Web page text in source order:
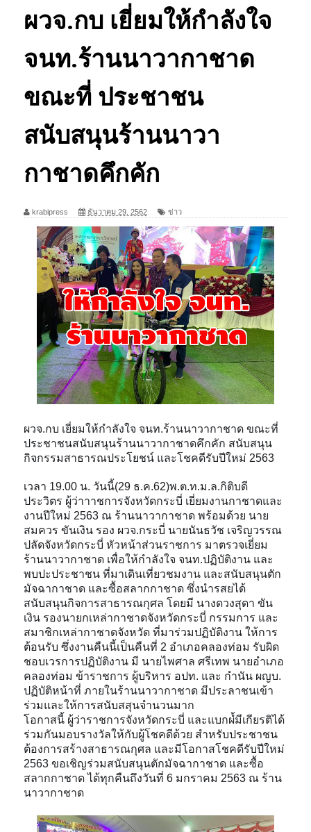
ผวจ.กบ เยี่ยมให้กำลังใจ
จนท.ร้านนาวากาชาด
ขณะที่ ประชาชน
สนับสนุนร้านนาวา
กาชาดคึกคัก
krabipress ธันวาคม 29, 2562 ข่าว
ผวจ.กบ เยี่ยมให้กำลังใจ จนท.ร้านนาวากาชาด ขณะที่
ประชาชนสนับสนุนร้านนาวากาชาดคึกคัก สนับสนุน
กิจกรรมสาธารณประโยชน์ และโชคดีรับปีใหม่ 2563
เวลา 19.00 น. วันนี้(29 ธ.ค.62)​พ.ต.ท.ม.ล.กิติบดี
ประวิตร ผู้ว่าาาชการจังหวัดกระบี่ เยี่ยมงานกาชาดและ
งานปีใหม่ 2563 ณ ร้านนาวากาชาด พร้อมด้วย นาย
สมควร ขันเงิน รอง ผวจ.กระบี่ นายนันธวัช เจริญวรรณ
ปลัดจังหวัดกระบี่ หัวหน้าส่วนราชการ มาตรวจเยี่ยม
ร้านนาวากาชาด เพื่อให้กำลังใจ จนท.ปฏิบัติงาน และ
พบปะประชาชน ที่มาเดินเที่ยวชมงาน และสนับสนุนตัก
มัจฉากาชาด และซื้อสลากกาชาด ซึ่งนำรสยได้
สนับสนุนกิจการสาธารณกุศล โดยมี นางดวงสุดา ขัน
เงิน รองนายกเหล่ากาชาดจังหวัดกระบี่ กรรมการ และ
สมาชิกเหล่ากาชาดจังหวัด ที่มาร่วมปฏิบัติงาน ให้การ
ต้อนรับ ซึ่งงานคืนนี้เป็นคืนที่ 2 อำเภอคลองท่อม รับผิด
ชอบเวรการปฏิบัติงาน มี นายไพศาล ศรีเทพ นายอำเภอ
คลองท่อม ข้าราชการ ผู้บริหาร อปท. และ กำนัน ผญบ.
ปฏิบัติหน้าที่ ภายในร้านนาวากาชาด มีประลาชนเข้า
ร่วมและให้การสนับสสุนจำนวนมาก
โอกาสนี้ ผู้ว่าราชการจังหวัดกระบี่ และแบกผํ้มีเกียรติได้
ร่วมกันมอบรางวัลให้กับผู้โชคดีด้วย สำหรับประชาชน
ต้องการสร้างสาธารณกุศล และมีโอกาสโชคดีรับปีใหม่
2563 ขอเชิญร่วมสนับสนุนตักมัจฉากาชาด และซื้อ
สลากกาชาด ได้ทุกคืนถึงวันที่ 6 มกราคม 2563 ณ ร้าน
นาวากาชาด